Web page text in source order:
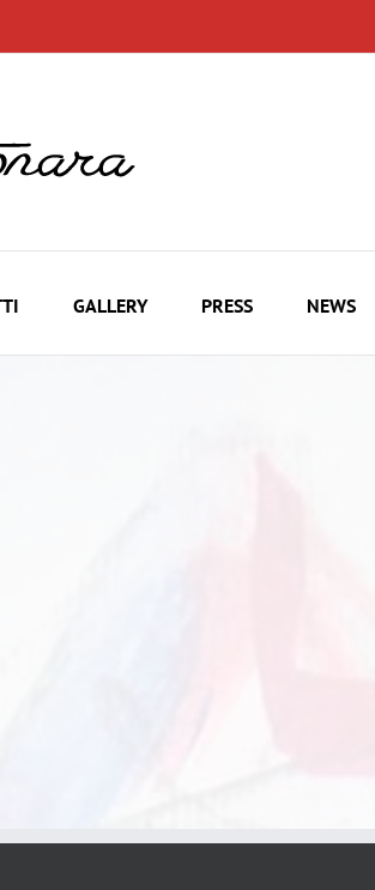
GALLERY PRESS NEWS